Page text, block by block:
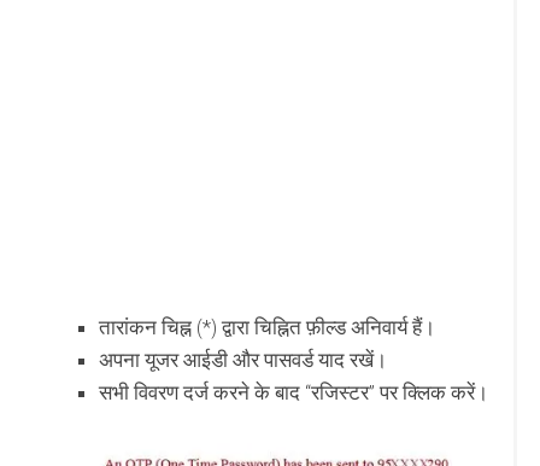
तारांकन चिह्न (*) द्वारा चिह्नित फ़ील्ड अनिवार्य हैं।
अपना यूजर आईडी और पासवर्ड याद रखें।
सभी विवरण दर्ज करने के बाद “रजिस्टर” पर क्लिक करें।